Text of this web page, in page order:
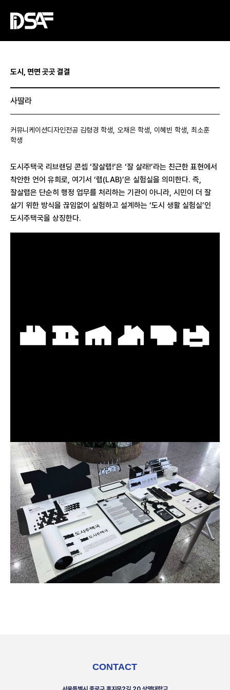
도시, 면면 곳곳 결결
사딸라
커뮤니케이션디자인전공 김령경 학생, 오채은 학생, 이혜빈 학생, 최소훈
학생
도시주택국 리브랜딩 콘셉 ‘잘살랩!’은 ‘잘 살래!’라는 친근한 표현에서
착안한 언어 유희로, 여기서 ‘랩(LAB)’은 실험실을 의미한다. 즉,
잘살랩은 단순히 행정 업무를 처리하는 기관이 아니라, 시민이 더 잘
살기 위한 방식을 끊임없이 실험하고 설계하는 ‘도시 생활 실험실’인
도시주택국을 상징한다.
CONTACT